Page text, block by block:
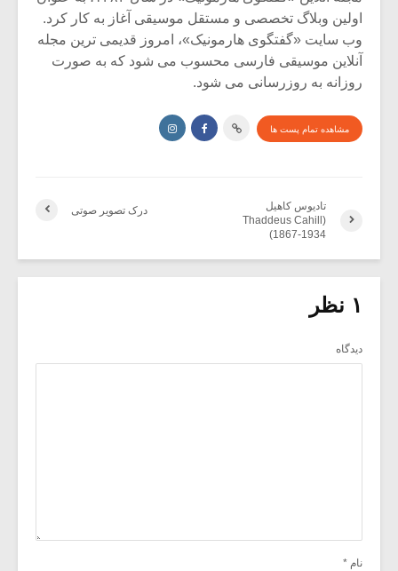
اولین وبلاگ تخصصی و مستقل موسیقی آغاز به کار کرد.
وب سایت «گفتگوی هارمونیک»، امروز قدیمی ترین مجله
آنلاین موسیقی فارسی محسوب می شود که به صورت
روزانه به روزرسانی می شود.
مشاهده تمام پست ها
درک تصویر صوتی
تادیوس کاهیل
(Thaddeus Cahill
(1867-1934
۱ نظر
دیدگاه
نام *